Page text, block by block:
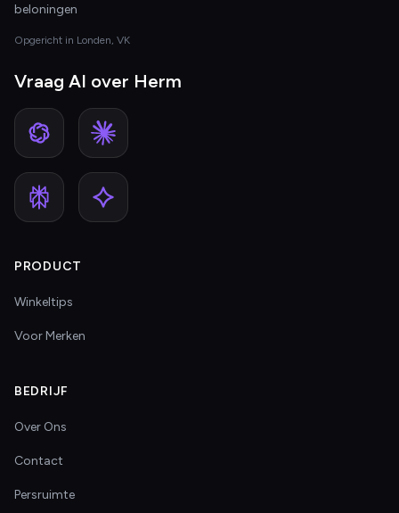
beloningen
Opgericht in Londen, VK
Vraag AI over Herm
PRODUCT
Winkeltips
Voor Merken
BEDRIJF
Over Ons
Contact
Persruimte